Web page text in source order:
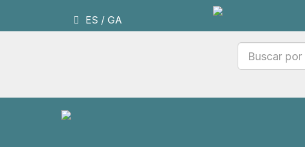
ES / GA